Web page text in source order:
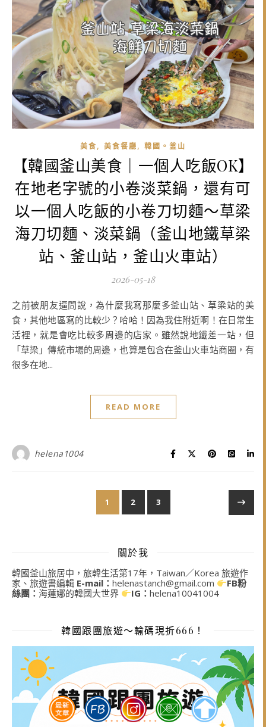
美食, 美食餐廳, 韓國。釜山
【韓國釜山美食｜一個人吃飯OK】
在地老字號的小卷淡菜鍋，還有可
以一個人吃飯的小卷刀切麵～草梁
海刀切麵、淡菜鍋（釜山地鐵草梁
站、釜山站，釜山火車站）
2026-05-18
之前被朋友逼問說，為什麼我寫那麼多釜山站、草梁站的美
食，其他地區寫的比較少？哈哈！因為我住附近啊！在日常生
活裡，就是會吃比較多周邊的店家。雖然說地鐵差一站，但
「草梁」傳統市場的周邊，也算是包含在釜山火車站商圈，有
很多在地...
READ MORE
helena1004
1 2 3
關於我
韓國釜山旅居中，旅韓生活第17年，Taiwan／Korea 旅遊作
家、旅遊書編輯 E-mail： helenastanch@gmail.com
FB粉
絲團： 海蓮娜的韓國大世界 IG：helena10041004
韓國跟團旅遊～輸碼現折666！